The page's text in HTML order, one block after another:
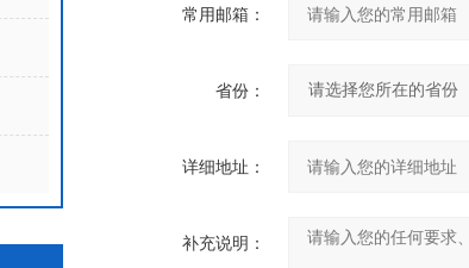
常用邮箱：
省份：
详细地址：
补充说明：